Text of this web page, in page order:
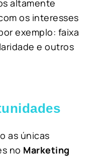
altamente
os interesses
exemplo: faixa
e outros
as únicas
no Marketing